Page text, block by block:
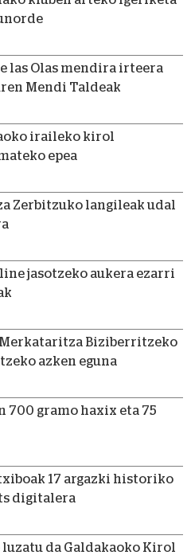
las Olas mendira irteera
Mendi Taldeak
iraileko kirol
epea
Zerbitzuko langileak udal
jasotzeko aukera ezarri
Merkataritza Biziberritzeko
azken eguna
700 gramo haxix eta 75
17 argazki historiko
digitalera
da Galdakaoko Kirol